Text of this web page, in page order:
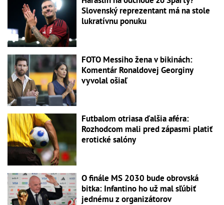
Slovenský reprezentant má na stole
lukratívnu ponuku
FOTO Messiho žena v bikinách:
Komentár Ronaldovej Georginy
vyvolal ošiaľ
Futbalom otriasa ďalšia aféra:
Rozhodcom mali pred zápasmi platiť
erotické salóny
O finále MS 2030 bude obrovská
bitka: Infantino ho už mal sľúbiť
jednému z organizátorov